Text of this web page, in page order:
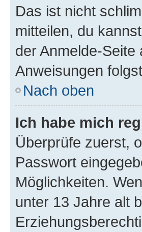
Das ist nicht
mitteilen, du
der Anmelde-Seite
Anweisungen
Nach oben
Ich habe mich
Überprüfe zuerst,
Passwort
Möglichkeiten.
unter 13 Jahre alt